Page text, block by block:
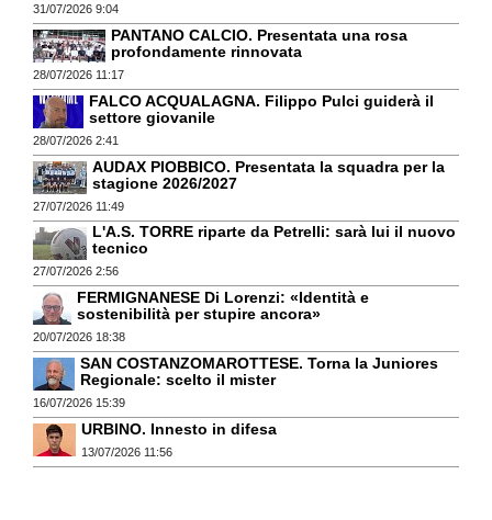
31/07/2026 9:04
PANTANO CALCIO. Presentata una rosa
profondamente rinnovata
28/07/2026 11:17
FALCO ACQUALAGNA. Filippo Pulci guiderà il
settore giovanile
28/07/2026 2:41
AUDAX PIOBBICO. Presentata la squadra per la
stagione 2026/2027
27/07/2026 11:49
L'A.S. TORRE riparte da Petrelli: sarà lui il nuovo
tecnico
27/07/2026 2:56
FERMIGNANESE Di Lorenzi: «Identità e
sostenibilità per stupire ancora»
20/07/2026 18:38
SAN COSTANZOMAROTTESE. Torna la Juniores
Regionale: scelto il mister
16/07/2026 15:39
URBINO. Innesto in difesa
13/07/2026 11:56